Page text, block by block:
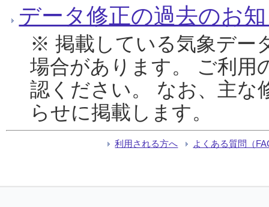
データ修正の過去のお
※ 掲載している気象デー
場合があります。 ご利用
認ください。 なお、主な
らせに掲載します。
利用される方へ よくある質問（